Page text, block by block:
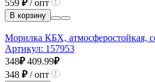
559 ₽/ опт
В корзину
Морилка КБХ, атмосферостойкая,
Артикул: 157953
348₽ 409.99₽
348 ₽/ опт